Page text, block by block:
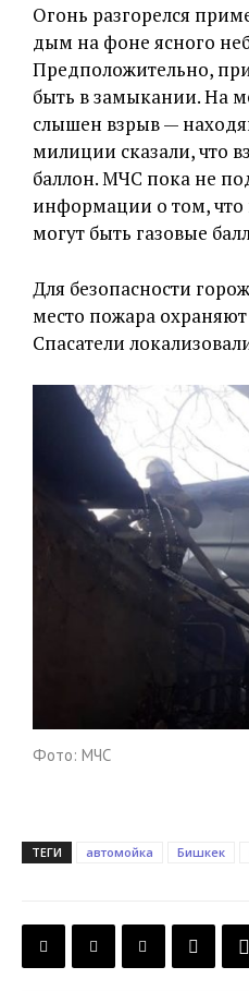
Огонь разгорелся
дым на фоне ясного
Предположительно,
быть в замыкании. На
слышен взрыв —
милиции сказали, что
баллон. МЧС пока не
информации о том,
могут быть газовые
Для безопасности
место пожара
Спасатели
Фото: МЧС
ТЕГИ автомойка Бишкек